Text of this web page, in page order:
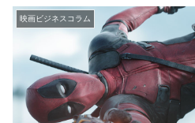
映画ビジネスコラム